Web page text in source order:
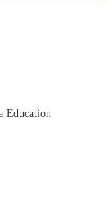
Education